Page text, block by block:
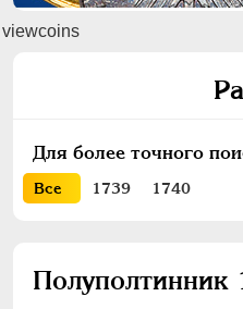
viewcoins
Для более точного
Все 1739 1740
Полуполтинник